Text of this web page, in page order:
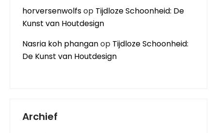
horversenwolfsop Tijdloze Schoonheid: De
Kunst van Houtdesign
Nasria koh phanganop Tijdloze Schoonheid:
De Kunst van Houtdesign
Archief